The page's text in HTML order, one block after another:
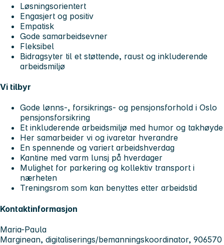
Løsningsorientert
Engasjert og positiv
Empatisk
Gode samarbeidsevner
Fleksibel
Bidragsyter til et støttende, raust og inkluderende
arbeidsmiljø
Vi tilbyr
Gode lønns-, forsikrings- og pensjonsforhold i Oslo
pensjonsforsikring
Et inkluderende arbeidsmiljø med humor og takhøyde
Her samarbeider vi og ivaretar hverandre
En spennende og variert arbeidshverdag
Kantine med varm lunsj på hverdager
Mulighet for parkering og kollektiv transport i
nærheten
Treningsrom som kan benyttes etter arbeidstid
Kontaktinformasjon
Maria-Paula
Marginean, digitaliserings/bemanningskoordinator, 906570